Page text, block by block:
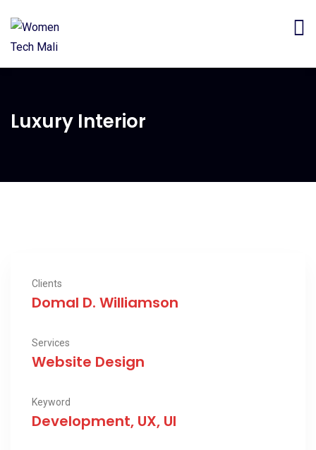
Luxury Interior
Clients
Domal D. Williamson
Services
Website Design
Keyword
Development, UX, UI